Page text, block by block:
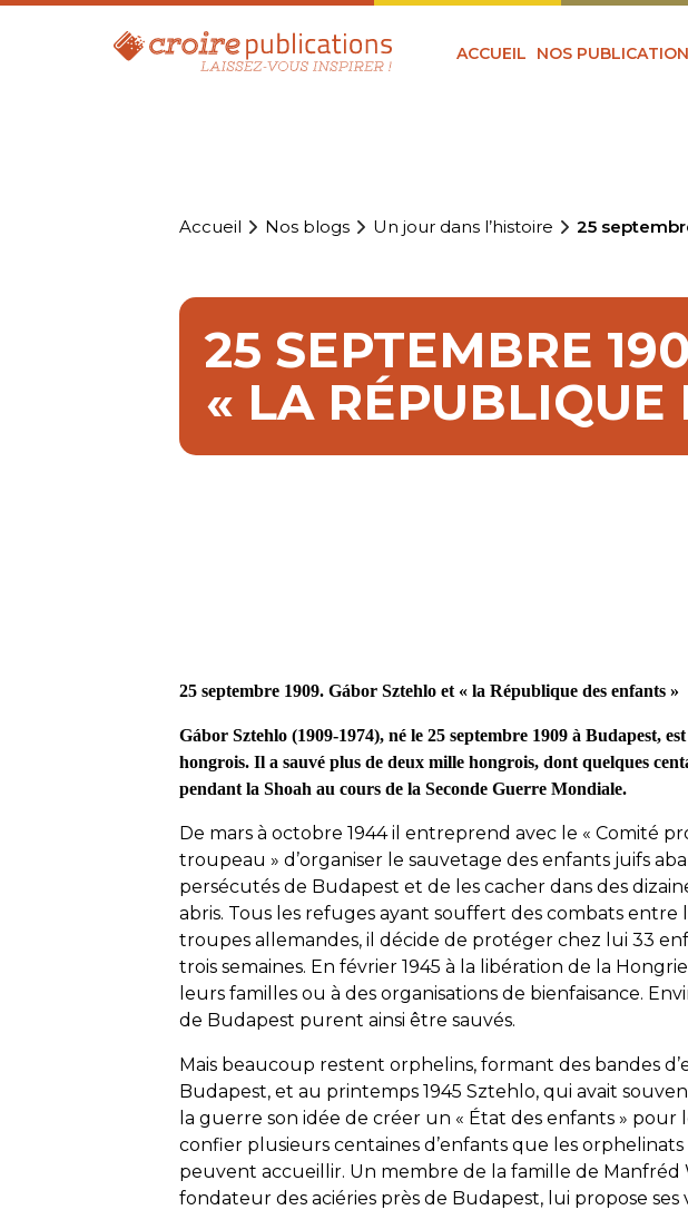
ACCUEIL NOS
Accueil Nos blogs Un jour dans l’histoire 25
25 SEPTEMBRE
« LA RÉPUBLIQUE
25 septembre 1909. Gábor Sztehlo et « la République des enfants »
Gábor Sztehlo (1909-1974), né le 25 septembre 1909 à Budapest,
hongrois. Il a sauvé plus de deux mille hongrois, dont quelques
pendant la Shoah au cours de la Seconde Guerre Mondiale.
De mars à octobre 1944 il entreprend avec le « Comité
troupeau » d’organiser le sauvetage des enfants juifs
persécutés de Budapest et de les cacher dans des
abris. Tous les refuges ayant souffert des combats entre
troupes allemandes, il décide de protéger chez lui 33
trois semaines. En février 1945 à la libération de la
leurs familles ou à des organisations de bienfaisance.
de Budapest purent ainsi être sauvés.
Mais beaucoup restent orphelins, formant des bandes
Budapest, et au printemps 1945 Sztehlo, qui avait
la guerre son idée de créer un « État des enfants » pour
confier plusieurs centaines d’enfants que les
peuvent accueillir. Un membre de la famille de Manfréd
fondateur des aciéries près de Budapest, lui propose ses